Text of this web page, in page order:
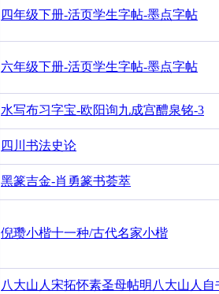
四年级下册-活页学生字帖-墨点字帖
六年级下册-活页学生字帖-墨点字帖
水写布习字宝-欧阳询九成宫醴泉铭-3
四川书法史论
黑篆吉金-肖勇篆书荟萃
倪瓒小楷十一种/古代名家小楷
八大山人宋拓怀素圣母帖明八大山人自